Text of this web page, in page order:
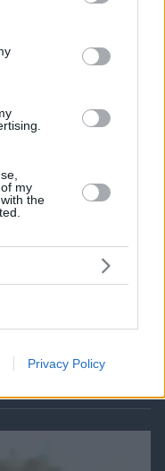
third-party tags to
in below Google
my
the
Privacy Policy
1.980 χλμ με έναν